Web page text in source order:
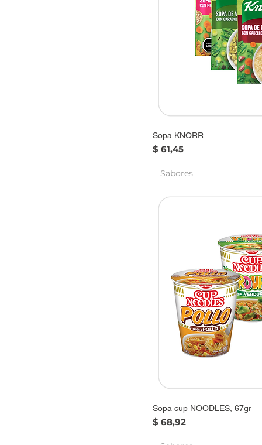
Sopa KNORR
Precio
$ 61,45
Sabores
Sopa cup NOODLES, 67gr
Precio
$ 68,92